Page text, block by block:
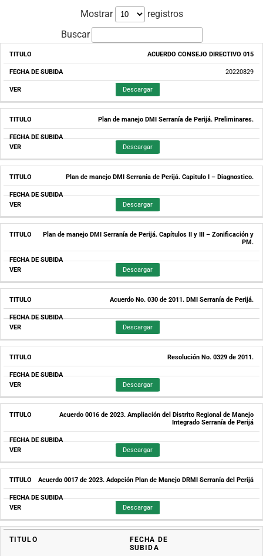
Mostrar
registros
Buscar
TITULO
DE
SUBIDA
ACUERDO CONSEJO DIRECTIVO 015
20220829
Descargar
Plan de manejo DMI Serranía de Perijá. Preliminares.
Descargar
Plan de manejo DMI Serranía de Perijá. Capitulo I – Diagnostico.
Descargar
Plan de manejo DMI Serranía de Perijá. Capítulos II y III – Zonificación y
PM.
Descargar
Acuerdo No. 030 de 2011. DMI Serranía de Perijá.
Descargar
Resolución No. 0329 de 2011.
Descargar
Acuerdo 0016 de 2023. Ampliación del Distrito Regional de Manejo
Integrado Serranía de Perijá
Descargar
Acuerdo 0017 de 2023. Adopción Plan de Manejo DRMI Serranía del Perijá
Descargar
TITULO
FECHA DE
SUBIDA